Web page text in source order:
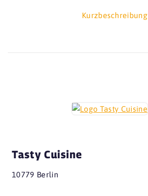
Kurzbeschreibung
Tasty Cuisine
10779 Berlin